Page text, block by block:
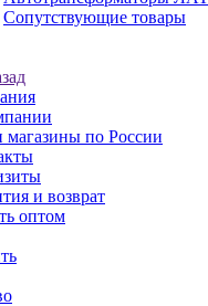
Сопутствующие товары
по России
и возврат
оптом